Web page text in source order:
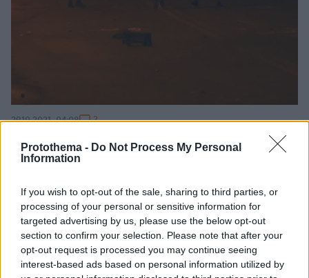
Protothema - Do Not Process My Personal
Information
If you wish to opt-out of the sale, sharing to third parties, or
processing of your personal or sensitive information for
targeted advertising by us, please use the below opt-out
section to confirm your selection. Please note that after your
opt-out request is processed you may continue seeing
interest-based ads based on personal information utilized by
Άνοιξε η εθνική οδός Κορίνθου-Πατρών στο ύψος της
Ροδοδάφνης - Αποκαταστάθηκε η κυκλοφορία και στην
Πατρών-Πύργου
για τον θάνατο του 20χρονου στο αιματηρό
περιστατικό του Περάματος
29.10.2021, 04:08 2